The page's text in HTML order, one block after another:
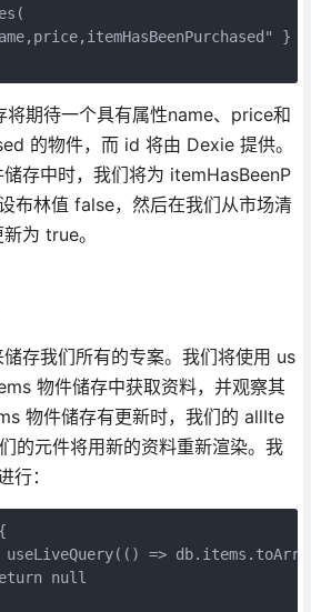
}
期待一个具有属性name、price和
的物件，而 id 将由 Dexie 提供。
存中时，我们将为 itemHasBeenP
布林值 false，然后在我们从市场清
为 true。
存我们所有的专案。我们将使用 us
物件储存中获取资料，并观察其
物件储存有更新时，我们的 allIte
的元件将用新的资料重新渲染。我
行：
=>
null